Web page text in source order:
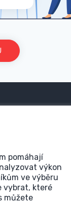
14 let, navrhli
míru. Naše
pomáhají
výkon
ve výběru
vybrat, které
můžete